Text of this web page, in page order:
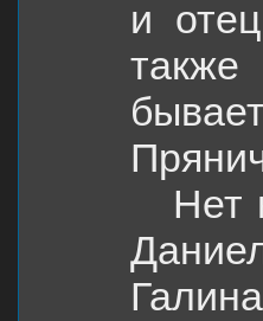
и
Нет